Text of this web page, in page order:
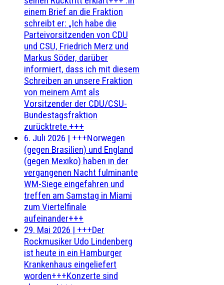
einem Brief an die Fraktion
schreibt er: „Ich habe die
Parteivorsitzenden von CDU
und CSU, Friedrich Merz und
Markus Söder, darüber
informiert, dass ich mit diesem
Schreiben an unsere Fraktion
von meinem Amt als
Vorsitzender der CDU/CSU-
Bundestagsfraktion
zurücktrete.+++
6. Juli 2026 | +++Norwegen
(gegen Brasilien) und England
(gegen Mexiko) haben in der
vergangenen Nacht fulminante
WM-Siege eingefahren und
treffen am Samstag in Miami
zum Viertelfinale
aufeinander+++
29. Mai 2026 | +++Der
Rockmusiker Udo Lindenberg
ist heute in ein Hamburger
Krankenhaus eingeliefert
worden+++Konzerte sind